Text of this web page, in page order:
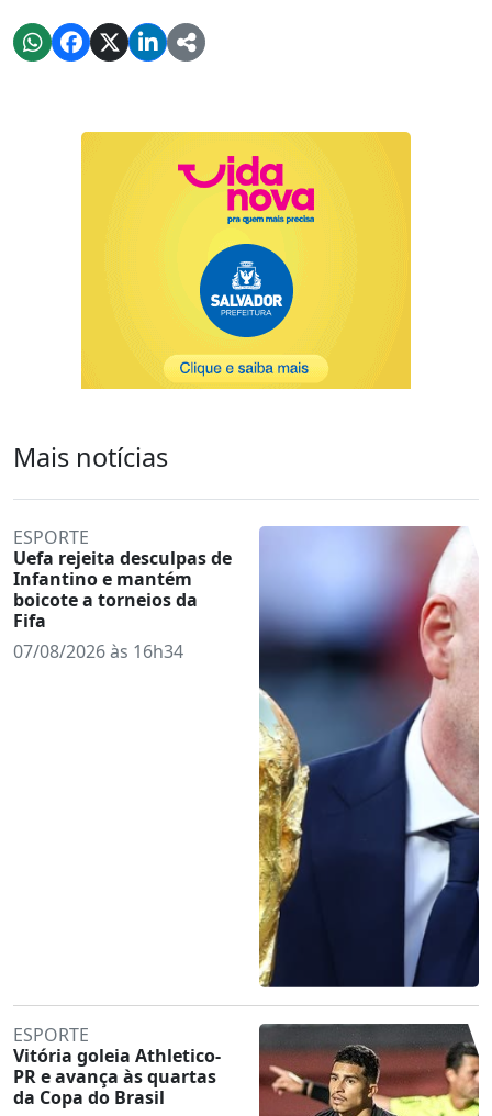
Mais notícias
ESPORTE
Uefa rejeita desculpas de
Infantino e mantém
boicote a torneios da
Fifa
07/08/2026 às 16h34
ESPORTE
Vitória goleia Athletico-
PR e avança às quartas
da Copa do Brasil